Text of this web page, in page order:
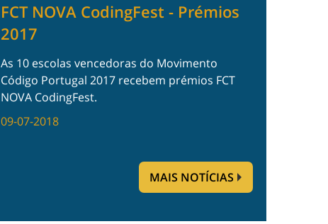
FCT NOVA CodingFest - Prémios
2017
As 10 escolas vencedoras do Movimento
Código Portugal 2017 recebem prémios FCT
NOVA CodingFest.
09-07-2018
MAIS NOTÍCIAS